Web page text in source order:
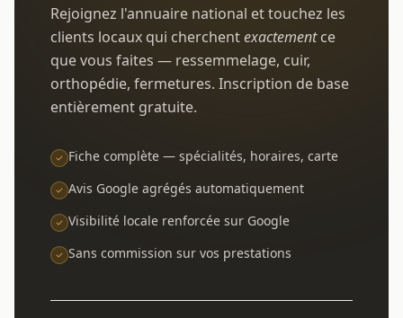
Rejoignez l'annuaire national et touchez les
clients locaux qui cherchentexactementce
que vous faites — ressemmelage, cuir,
orthopédie, fermetures. Inscription de base
entièrement gratuite.
Fiche complète — spécialités, horaires, carte
Avis Google agrégés automatiquement
Visibilité locale renforcée sur Google
Sans commission sur vos prestations